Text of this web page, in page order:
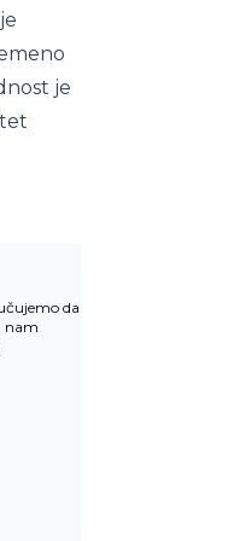
je
da
nam